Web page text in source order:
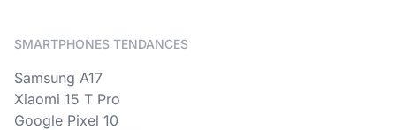
SMARTPHONES TENDANCES
Samsung A17
Xiaomi 15 T Pro
Google Pixel 10